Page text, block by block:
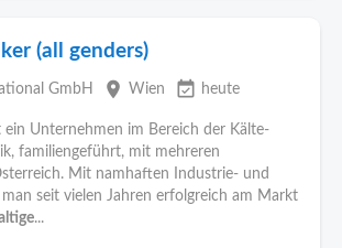
(all genders)
GmbH place Wien event_available heute
ein Unternehmen im Bereich der Kälte-
familiengeführt, mit mehreren
Mit namhaften Industrie- und
seit vielen Jahren erfolgreich am Markt
...